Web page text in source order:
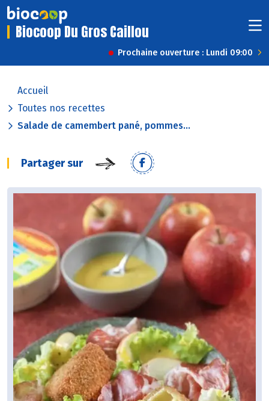
Biocoop Du Gros Caillou
Prochaine ouverture : Lundi 09:00
Accueil
Toutes nos recettes
Salade de camembert pané, pommes...
Partager sur